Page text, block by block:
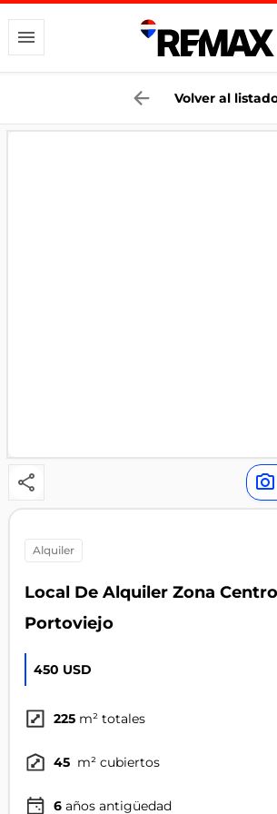
Volver al
alquiler
Local De Alquiler Zona
Portoviejo
450 USD
225 m² totales
45 m² cubiertos
6 años antigüedad